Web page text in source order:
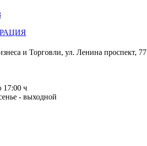
и Торговли, ул. Ленина проспект, 77
17:00 ч
- выходной